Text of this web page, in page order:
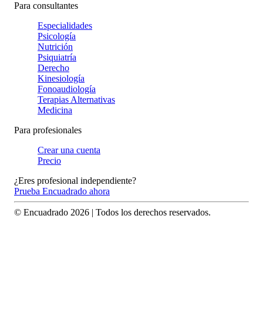
Para consultantes
Especialidades
Psicología
Nutrición
Psiquiatría
Derecho
Kinesiología
Fonoaudiología
Terapias Alternativas
Medicina
Para profesionales
Crear una cuenta
Precio
¿Eres profesional independiente?
Prueba Encuadrado ahora
© Encuadrado 2026 | Todos los derechos reservados.